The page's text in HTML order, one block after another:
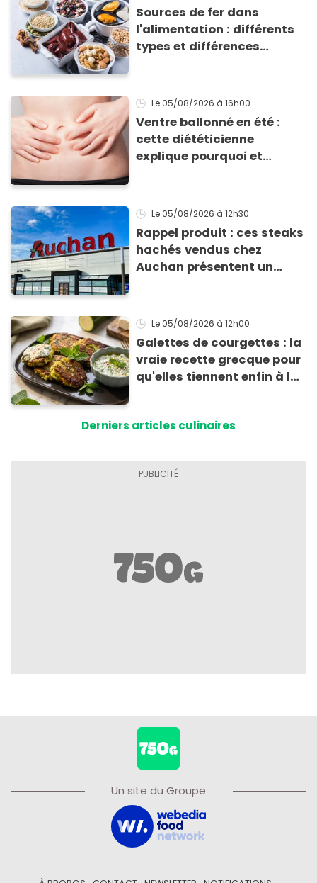
Sources de fer dans
l'alimentation : différents
types et différences
Le 05/08/2026 à 16h00
Ventre ballonné en été :
cette diététicienne
explique pourquoi et
Le 05/08/2026 à 12h30
Rappel produit : ces steaks
hachés vendus chez
Auchan présentent un
Le 05/08/2026 à 12h00
Galettes de courgettes : la
vraie recette grecque pour
qu'elles tiennent enfin à la
Derniers articles culinaires
Un site du Groupe